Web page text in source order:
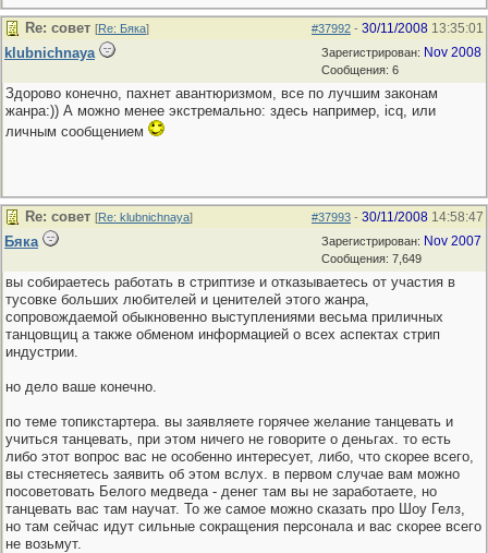
#37992 - 30/11/2008 13:35:01
Re: совет [Re: Бяка]
Зарегистрирован: Nov 2008
Сообщения: 6
klubnichnaya
Здорово конечно, пахнет авантюризмом, все по лучшим законам
жанра:)) А можно менее экстремально: здесь например, icq, или
личным сообщением
#37993 - 30/11/2008 14:58:47
Re: совет [Re: klubnichnaya]
Зарегистрирован: Nov 2007
Сообщения: 7,649
Бяка
вы собираетесь работать в стриптизе и отказываетесь от участия в
тусовке больших любителей и ценителей этого жанра,
сопровождаемой обыкновенно выступлениями весьма приличных
танцовщиц а также обменом информацией о всех аспектах стрип
индустрии.
но дело ваше конечно.
по теме топикстартера. вы заявляете горячее желание танцевать и
учиться танцевать, при этом ничего не говорите о деньгах. то есть
либо этот вопрос вас не особенно интересует, либо, что скорее всего,
вы стесняетесь заявить об этом вслух. в первом случае вам можно
посоветовать Белого медведа - денег там вы не заработаете, но
танцевать вас там научат. То же самое можно сказать про Шоу Гелз,
но там сейчас идут сильные сокращения персонала и вас скорее всего
не возьмут.